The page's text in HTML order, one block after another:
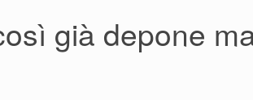
già depone